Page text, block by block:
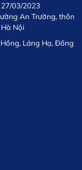
03/2023
An Trường, thôn
Nội
Láng Hạ, Đống